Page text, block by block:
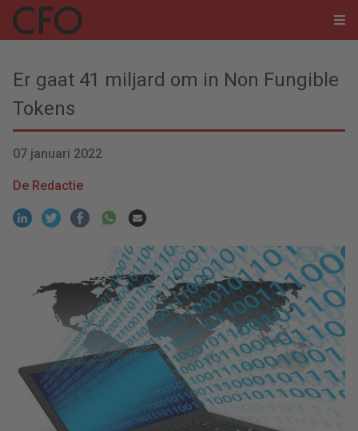
Er gaat 41 miljard om in Non Fungible
Tokens
07 januari 2022
De Redactie